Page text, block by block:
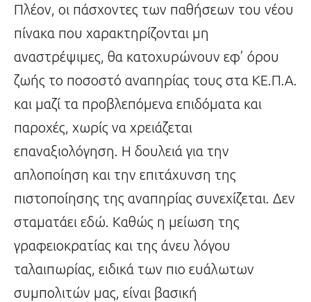
Πλέον, οι πάσχοντες των παθήσεων του νέου
πίνακα που χαρακτηρίζονται μη
αναστρέψιμες, θα κατοχυρώνουν εφ’ όρου
ζωής το ποσοστό αναπηρίας τους στα ΚΕ.Π.Α.
και μαζί τα προβλεπόμενα επιδόματα και
παροχές, χωρίς να χρειάζεται
επαναξιολόγηση. Η δουλειά για την
απλοποίηση και την επιτάχυνση της
πιστοποίησης της αναπηρίας συνεχίζεται. Δεν
σταματάει εδώ. Καθώς η μείωση της
γραφειοκρατίας και της άνευ λόγου
ταλαιπωρίας, ειδικά των πιο ευάλωτων
συμπολιτών μας, είναι βασική